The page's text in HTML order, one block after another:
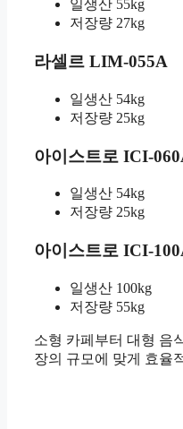
일생산 55kg
저장량 27kg
라셀르 LIM-055A
일생산 54kg
저장량 25kg
아이스트로 ICI-
일생산 54kg
저장량 25kg
아이스트로 ICI-
일생산 100kg
저장량 55kg
소형 카페부터 대형 음
장의 규모에 맞게 효율